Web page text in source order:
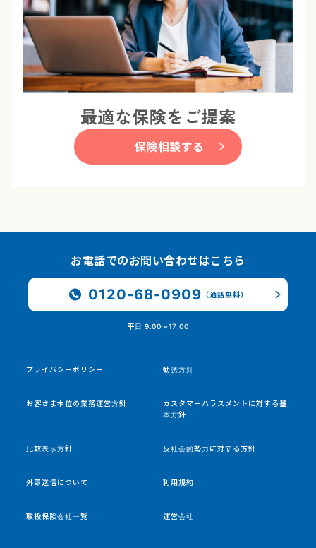
最適な保険をご提案
保険相談する
お電話でのお問い合わせはこちら
0120-68-0909 （通話無料）
平日 9:00〜17:00
プライバシーポリシー 勧誘方針
お客さま本位の業務運営方針
カスタマーハラスメントに対する基
本方針
比較表示方針 反社会的勢力に対する方針
外部送信について 利用規約
取扱保険会社一覧 運営会社